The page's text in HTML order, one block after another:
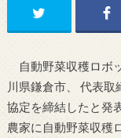
自動野菜収穫ロボ
川県鎌倉市、 代表
協定を締結したと発
農家に自動野菜収穫